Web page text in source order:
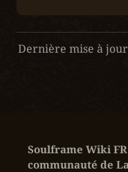
Dernière mise à
Soulframe Wiki
communauté de